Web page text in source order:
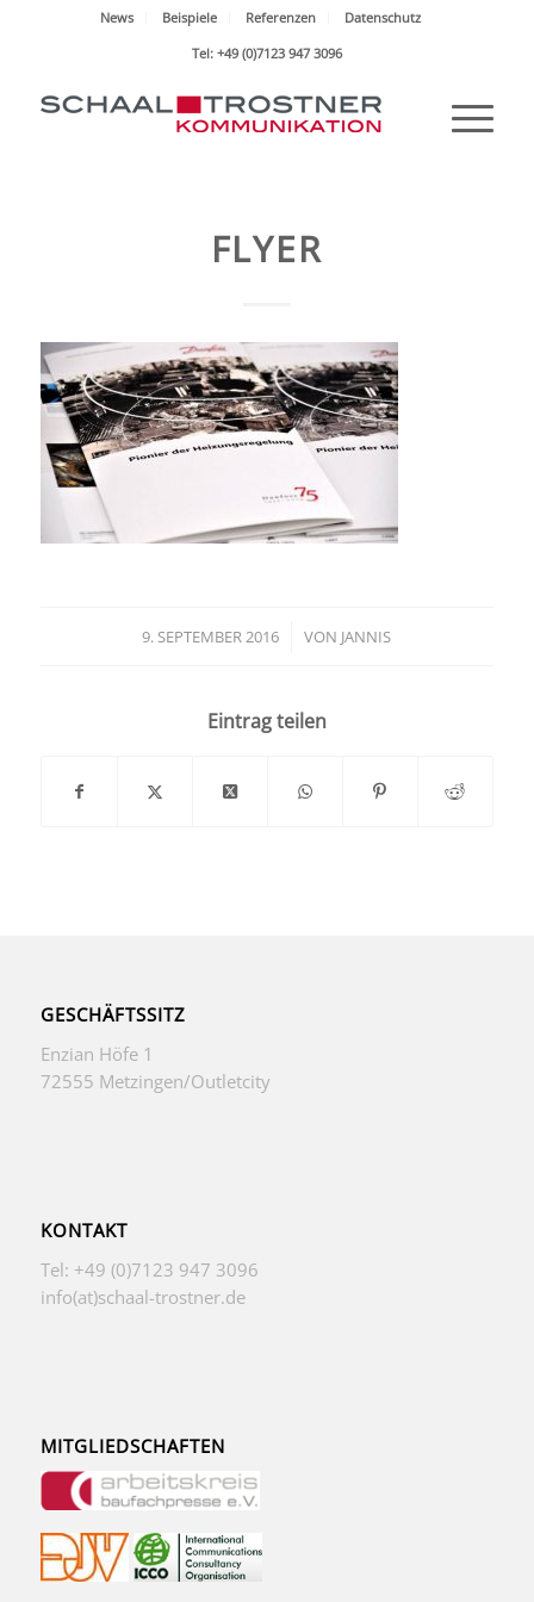
News Beispiele Referenzen
Datenschutz
Tel: +49 (0)7123 947 3096
FLYER
9. SEPTEMBER 2016
/ VON JANNIS
Eintrag teilen
GESCHÄFTSSITZ
Enzian Höfe 1
72555 Metzingen/Outletcity
KONTAKT
Tel: +49 (0)7123 947 3096
info(at)schaal-trostner.de
MITGLIEDSCHAFTEN